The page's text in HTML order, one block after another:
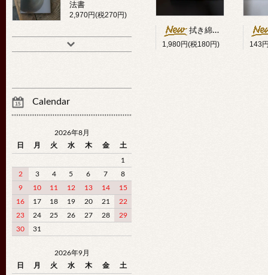
拭き綿代用クロス25cm幅×10m
1,980円(税180円) 143
法書
2,970円(税270円)
Calendar
2026年8月
日
月 火 水 木 金 土
1
2
3 4 5 6 7
8
9
10 11 12 13 14
15
16
17 18 19 20 21
22
23
24 25 26 27 28
29
30
31
2026年9月
日
月 火 水 木 金 土